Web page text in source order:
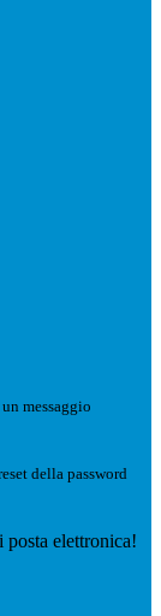
messaggio
della password
elettronica!